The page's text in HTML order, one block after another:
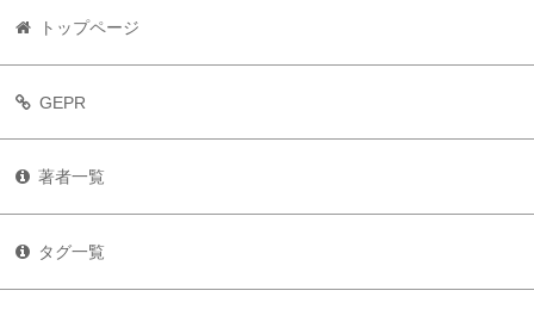
トップページ
GEPR
著者一覧
タグ一覧